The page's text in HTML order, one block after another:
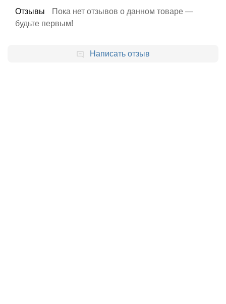
Отзывы
Пока нет отзывов о данном товаре —
будьте первым!
Написать отзыв